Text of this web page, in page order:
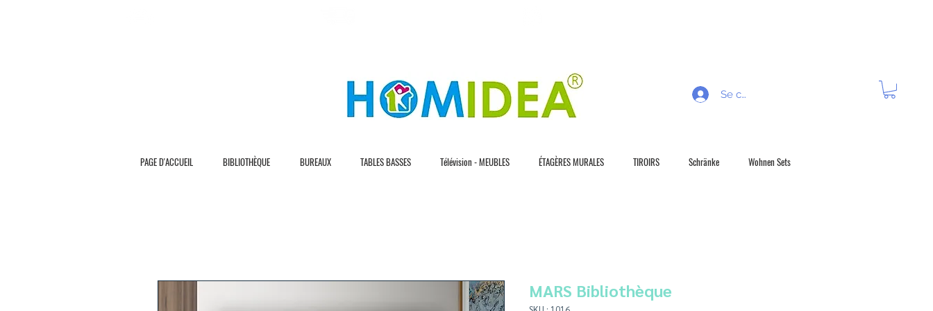
Se connecter
PAGE D'ACCUEIL BIBLIOTHÈQUE BUREAUX TABLES BASSES Télévision - MEUBLES ÉTAGÈRES MURALES TIROIRS Schränke Wohnen Sets
MARS Bibliothèque